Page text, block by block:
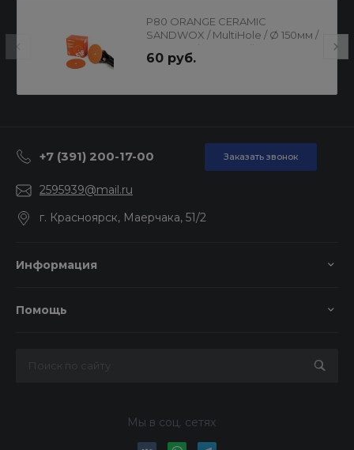
P80 ORANGE CERAMIC
SANDWOX / MultiHole / Ø 150мм /
Круг шлифовальный на
бумажной основе
60 руб.
+7 (391) 200-17-00 Заказать звонок
2595939@mail.ru
г. Красноярск, Маерчака, 51/2
Информация
Помощь
Мы в соц. сетях